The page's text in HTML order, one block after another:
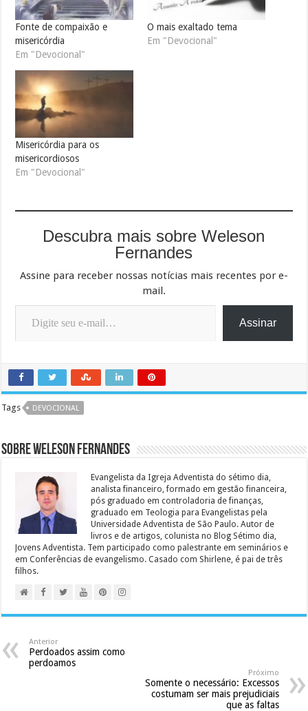
Fonte de compaixão e
misericórdia
Em "Devocional"
O mais exaltado tema
Em "Devocional"
Misericórdia para os
misericordiosos
Em "Devocional"
Descubra mais sobre Weleson
Fernandes
Assine para receber nossas notícias mais recentes por e-
mail.
Digite seu e-mail…
Assinar
Tags DEVOCIONAL
Sobre Weleson Fernandes
Evangelista da Igreja Adventista do sétimo dia,
analista financeiro, formado em gestão financeira,
pós graduado em controladoria de finanças,
graduado em Teologia para Evangelistas pela
Universidade Adventista de São Paulo. Autor de
livros e de artigos, colunista no Blog Sétimo dia,
Jovens Adventista. Tem participado como palestrante em seminários e
em Conferências de evangelismo. Casado com Shirlene, é pai de três
filhos.
Anterior
Perdoados assim como
perdoamos
Próximo
Somente o necessário: Excessos
costumam ser mais prejudiciais
que as faltas